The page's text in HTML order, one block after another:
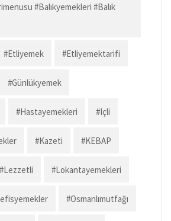
#balıkyemekleri #balık
#etliyemek #etliyemektarifi
#günlükyemek
#hastayemekleri #içli
#kazeti #KEBAP
#lezzetli #lokantayemekleri
#osmanlımutfağı